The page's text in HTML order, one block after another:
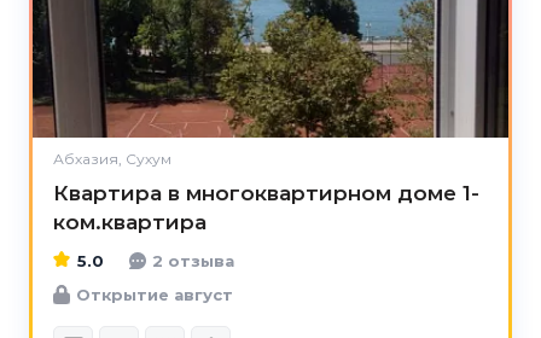
Абхазия, Сухум
Квартира в многоквартирном доме 1-
ком.квартира
5.0
2 отзыва
Открытие август